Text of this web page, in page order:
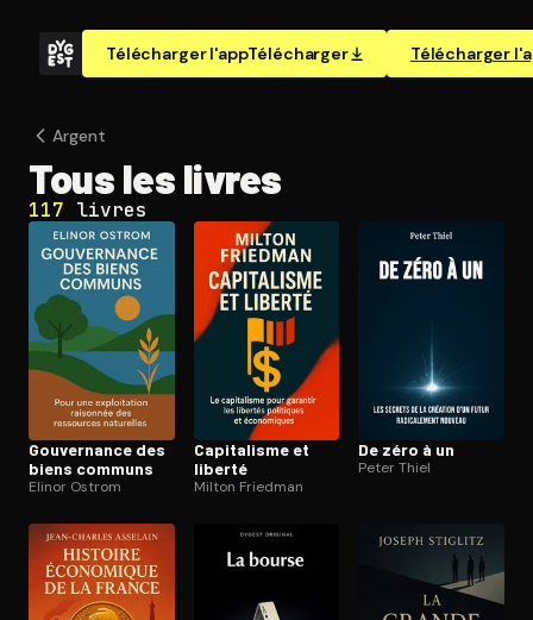
Télécharger l'appTélécharger Télécharger
Ouvre l'app Appareil photo, pointe sur le code. C'est gratuit à
Argent
Tous les livres
117 livres
Gouvernance des
biens communs
Elinor Ostrom
Capitalisme et
liberté
Milton Friedman
De zéro à un
Peter Thiel